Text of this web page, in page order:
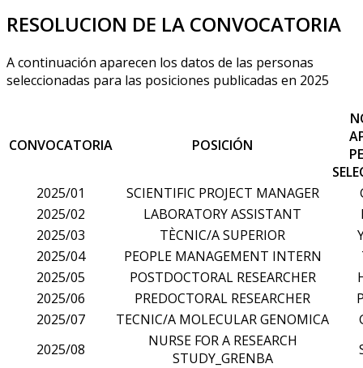
RESOLUCION DE LA CONVOCATORIA
A continuación aparecen los datos de las personas
seleccionadas para las posiciones publicadas en 2025
CONVOCATORIA POSICIÓN
2025/01
SCIENTIFIC PROJECT MANAGER
2025/02
LABORATORY ASSISTANT
2025/03
TÈCNIC/A SUPERIOR
2025/04
PEOPLE MANAGEMENT INTERN
2025/05
POSTDOCTORAL RESEARCHER
2025/06
PREDOCTORAL RESEARCHER
2025/07
TECNIC/A MOLECULAR GENOMICA
2025/08
NURSE FOR A RESEARCH
STUDY_GRENBA